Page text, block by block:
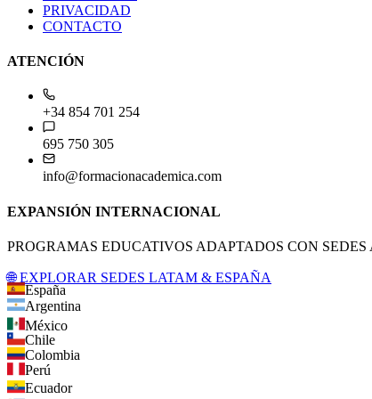
PRIVACIDAD
CONTACTO
ATENCIÓN
+34 854 701 254
695 750 305
info@formacionacademica.com
EXPANSIÓN INTERNACIONAL
PROGRAMAS EDUCATIVOS ADAPTADOS CON
🌐 EXPLORAR SEDES LATAM & ESPAÑA
España
Argentina
México
Chile
Colombia
Perú
Ecuador